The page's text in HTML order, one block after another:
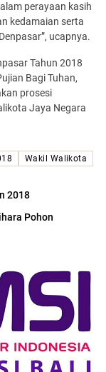
perayaan kasih
kedamaian serta
ucapnya.
Tahun 2018
Bagi Tuhan,
prosesi
Jaya Negara
Wakil Walikota
2018
Pohon